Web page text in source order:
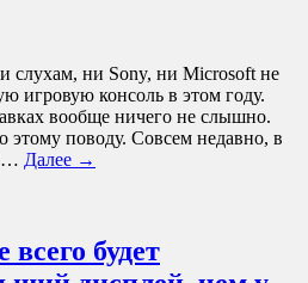
слухам, ни Sony, ни Microsoft не
игровую консоль в этом году.
вообще ничего не слышно.
этому поводу. Совсем недавно, в
Далее →
будет